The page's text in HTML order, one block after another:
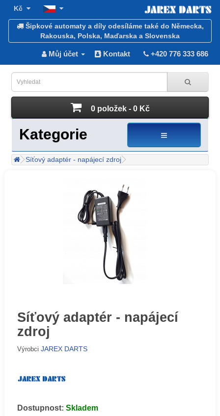
Kč
Šipkové automaty a díly odesíláme také do Německa,
Rakouska, Polska, Maďarska a Slovenska
Můj účet Kontakt +420 776 333 686
0 položek - 0 Kč
Kategorie
Síťový adaptér - napájecí zdroj
Síťový adaptér - napájecí
zdroj
Výrobci JAREX DARTS
Dostupnost: Skladem